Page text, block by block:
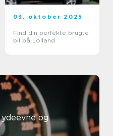
03. oktober 2025
Find din perfekte brugte
bil på Lolland
og